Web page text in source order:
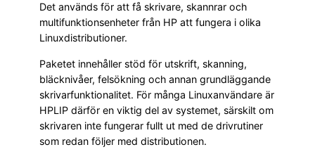
Det används för att få skrivare, skannrar och
multifunktionsenheter från HP att fungera i olika
Linuxdistributioner.
Paketet innehåller stöd för utskrift, skanning,
bläcknivåer, felsökning och annan grundläggande
skrivarfunktionalitet. För många Linuxanvändare är
HPLIP därför en viktig del av systemet, särskilt om
skrivaren inte fungerar fullt ut med de drivrutiner
som redan följer med distributionen.